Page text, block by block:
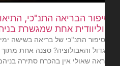
הבריאה התנ"כי,
אחת שמגשרת בניהם
התנ"כי של בריאה בשישה ימים
והאבולוציה? סצנה אחת מתוך
שאולי אין בהכרח סתירה בניהם.